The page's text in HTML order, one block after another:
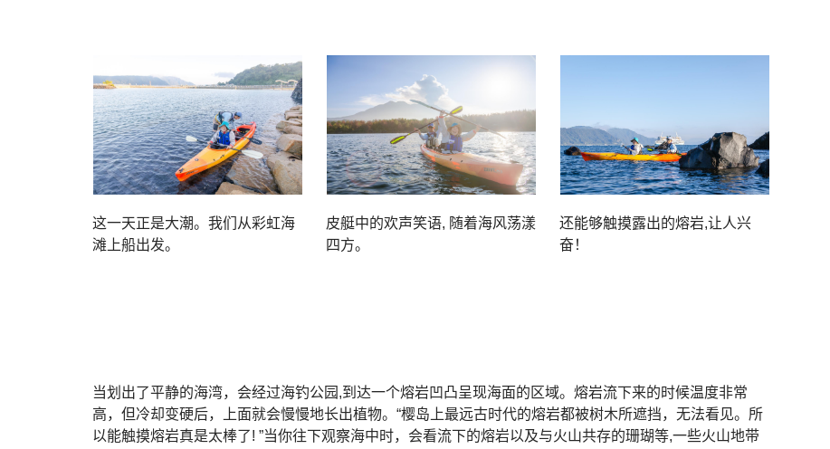
这一天正是大潮。我们从彩虹海
滩上船出发。
皮艇中的欢声笑语, 随着海风荡漾
四方。
还能够触摸露出的熔岩,让人兴
奋！
当划出了平静的海湾，会经过海钓公园,到达一个熔岩凹凸呈现海面的区域。熔岩流下来的时候温度非常
高，但冷却变硬后，上面就会慢慢地长出植物。“樱岛上最远古时代的熔岩都被树木所遮挡，无法看见。所
以能触摸熔岩真是太棒了! ”当你往下观察海中时，会看流下的熔岩以及与火山共存的珊瑚等,一些火山地带